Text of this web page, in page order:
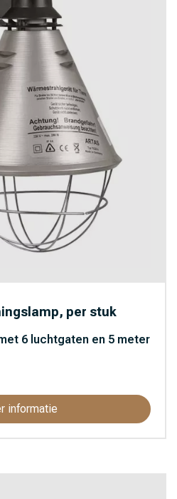
per stuk
6 luchtgaten en 5 meter
informatie